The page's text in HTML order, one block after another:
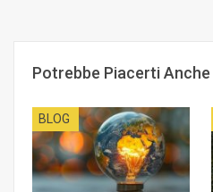
Potrebbe Piacerti Anche
BLOG